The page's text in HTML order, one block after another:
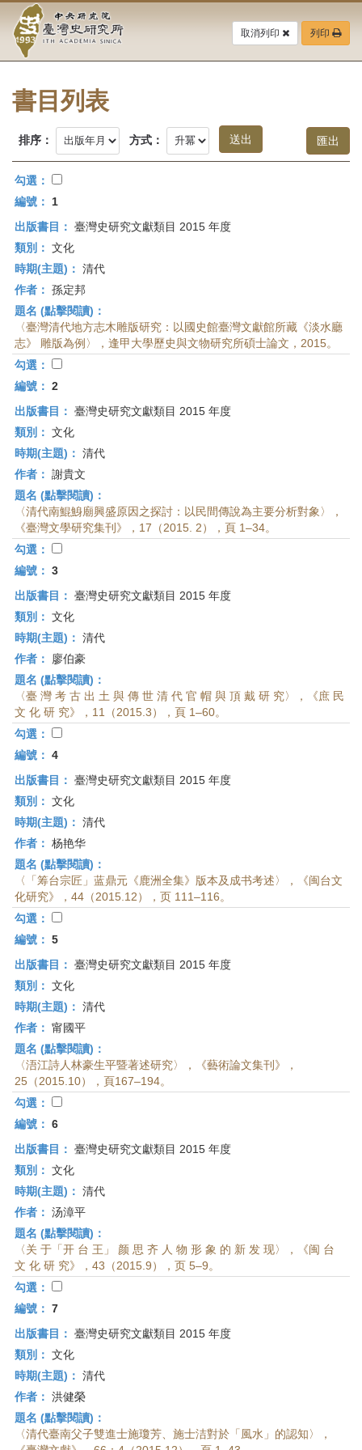
要
中
央
研
究
院-
臺
灣
史
研
究
所-
首
頁
取消列印 列印
書目列表
排序： 方式：
勾選：
編號：
1
出版書目： 臺灣史研究文獻類目 2015 年度
類別： 文化
時期(主題)： 清代
作者： 孫定邦
題名 (點擊閱讀)：
〈臺灣清代地方志木雕版研究：以國史館臺灣文獻館所藏《淡水廳
志》 雕版為例〉，逢甲大學歷史與文物研究所碩士論文，2015。
勾選：
編號： 2
出版書目： 臺灣史研究文獻類目 2015 年度
類別： 文化
時期(主題)： 清代
作者： 謝貴文
題名 (點擊閱讀)：
〈清代南鯤鯓廟興盛原因之探討：以民間傳說為主要分析對象〉，
《臺灣文學研究集刊》，17（2015. 2），頁 1–34。
勾選：
編號： 3
出版書目： 臺灣史研究文獻類目 2015 年度
類別： 文化
時期(主題)： 清代
作者：
廖伯豪
題名 (點擊閱讀)：
〈臺 灣 考 古 出 土 與 傳 世 清 代 官 帽 與 頂 戴 研 究〉，《庶 民
文 化 研 究》，11（2015.3），頁 1–60。
勾選：
編號： 4
出版書目： 臺灣史研究文獻類目 2015 年度
類別： 文化
時期(主題)： 清代
作者： 杨艳华
題名 (點擊閱讀)：
〈「筹台宗匠」蓝鼎元《鹿洲全集》版本及成书考述〉，《闽台文
化研究》，44（2015.12），页 111–116。
勾選：
編號： 5
出版書目： 臺灣史研究文獻類目 2015 年度
類別： 文化
時期(主題)： 清代
作者： 甯國平
題名 (點擊閱讀)：
〈浯江詩人林豪生平暨著述研究〉，《藝術論文集刊》，
25（2015.10），頁167–194。
勾選：
編號： 6
出版書目： 臺灣史研究文獻類目 2015 年度
類別： 文化
時期(主題)： 清代
作者： 汤漳平
題名 (點擊閱讀)：
〈关 于「开 台 王」 颜 思 齐 人 物 形 象 的 新 发 现〉，《闽 台
文 化 研 究》，43（2015.9），页 5–9。
勾選：
編號： 7
出版書目： 臺灣史研究文獻類目 2015 年度
類別： 文化
時期(主題)： 清代
作者： 洪健榮
題名 (點擊閱讀)：
〈清代臺南父子雙進士施瓊芳、施士洁對於「風水」的認知〉，